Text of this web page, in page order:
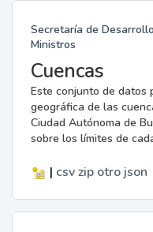
Secretaría de
Ministros
Cuencas
Este conjunto de datos
geográfica de las
Ciudad Autónoma de
sobre los límites de
| csv zip otro json